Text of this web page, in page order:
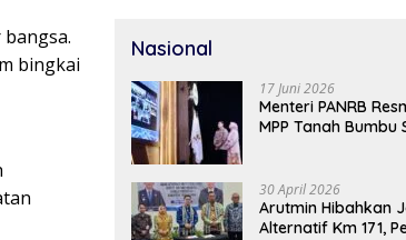
bingkai
Nasional
17 Juni 2026
Menteri PANRB
MPP Tanah Bumbu
30 April 2026
Arutmin Hibahkan
Alternatif Km 171,